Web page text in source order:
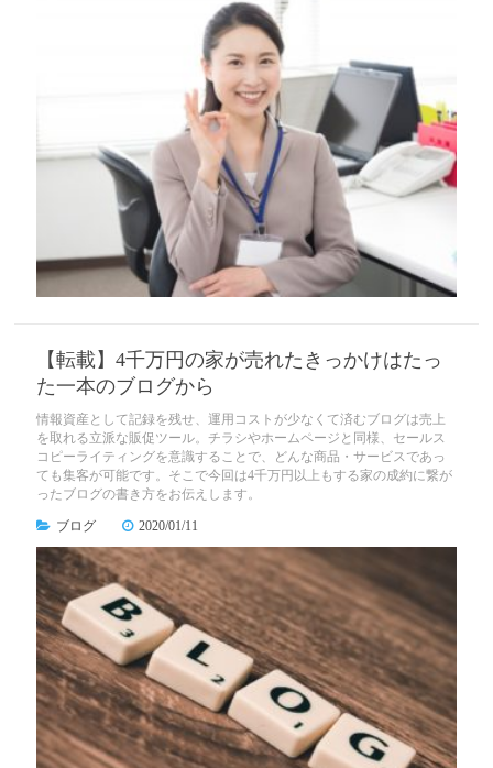
【転載】4千万円の家が売れたきっかけはたっ
た一本のブログから
情報資産として記録を残せ、運用コストが少なくて済むブログは売上
を取れる立派な販促ツール。チラシやホームページと同様、セールス
コピーライティングを意識することで、どんな商品・サービスであっ
ても集客が可能です。そこで今回は4千万円以上もする家の成約に繋が
ったブログの書き方をお伝えします。
ブログ 2020/01/11